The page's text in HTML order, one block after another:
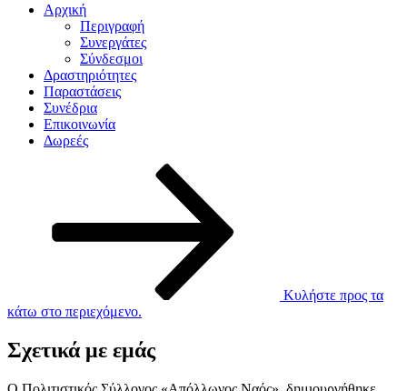
Αρχική
Περιγραφή
Συνεργάτες
Σύνδεσμοι
Δραστηριότητες
Παραστάσεις
Συνέδρια
Επικοινωνία
Δωρεές
Κυλήστε προς τα
κάτω στο περιεχόμενο.
Σχετικά με εμάς